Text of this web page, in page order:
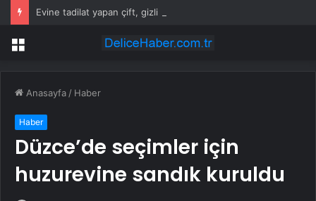
Menü
Anasayfa / Haber
Haber
Düzce’de seçimler için
huzurevine sandık kuruldu